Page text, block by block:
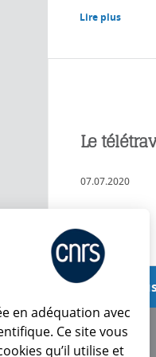
Lire plus
Le
07.07.2020
Voir
en adéquation avec
Ce site vous
qu’il utilise et